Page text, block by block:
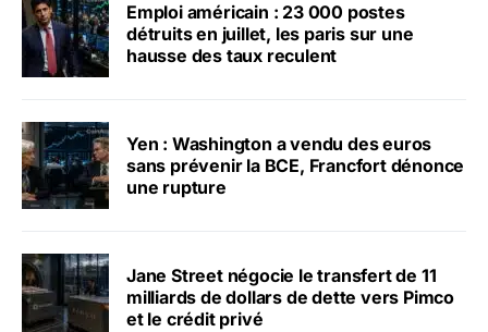
Emploi américain : 23 000 postes
détruits en juillet, les paris sur une
hausse des taux reculent
Yen : Washington a vendu des euros
sans prévenir la BCE, Francfort dénonce
une rupture
Jane Street négocie le transfert de 11
milliards de dollars de dette vers Pimco
et le crédit privé